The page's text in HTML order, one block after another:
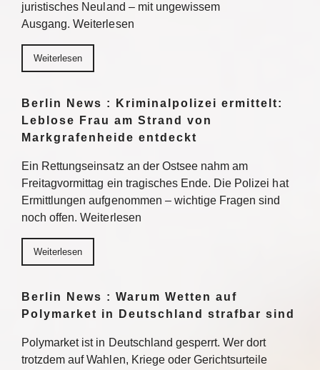
juristisches Neuland – mit ungewissem
Ausgang. Weiterlesen
Weiterlesen
Berlin News : Kriminalpolizei ermittelt:
Leblose Frau am Strand von
Markgrafenheide entdeckt
Ein Rettungseinsatz an der Ostsee nahm am
Freitagvormittag ein tragisches Ende. Die Polizei hat
Ermittlungen aufgenommen – wichtige Fragen sind
noch offen. Weiterlesen
Weiterlesen
Berlin News : Warum Wetten auf
Polymarket in Deutschland strafbar sind
Polymarket ist in Deutschland gesperrt. Wer dort
trotzdem auf Wahlen, Kriege oder Gerichtsurteile